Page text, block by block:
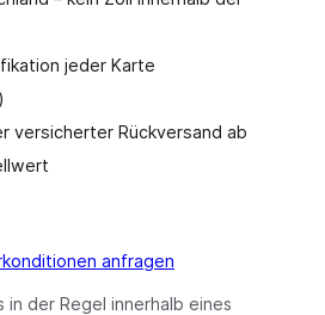
jeder Karte
versicherter Rückversand ab
anfragen
in der Regel innerhalb eines